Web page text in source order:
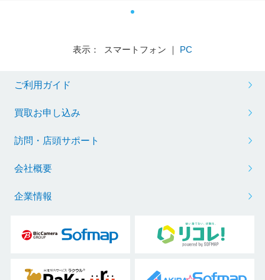
表示： スマートフォン ｜ PC
ご利用ガイド
買取お申し込み
訪問・店頭サポート
会社概要
企業情報